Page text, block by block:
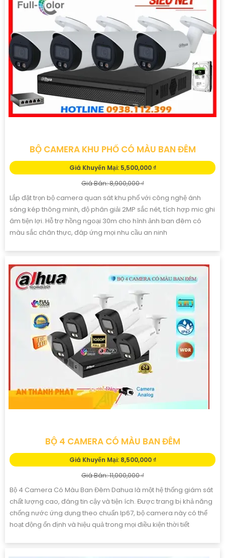
BỘ CAMERA KHU PHỐ CÓ MÀU BAN ĐÊM
Giá Khuyến Mại: 5,500,000 ₫
Giá Bán: 8,900,000 ₫
Lắp đặt trọn bộ camera quan sát khu phố với công nghệ ánh
sáng kép thông minh, độ phân giải 2MP sắc nét, tích hợp mic ghi
âm tiện lợi. Hỗ trợ hồng ngoại 30m cho hình ảnh ban đêm có
màu sắc chân thực, đáp ứng mọi nhu cầu an ninh
BỘ 4 CAMERA CÓ MÀU BAN ĐÊM
Giá Khuyến Mại: 8,500,000 ₫
Giá Bán: 11,000,000 ₫
Bộ 4 Camera Có Màu Ban Đêm Dahua là một hệ thống giám sát
chất lượng cao, đáng tin cậy và tiện ích. Được trang bị khả năng
chống nước ứng dụng theo chuẩn Ip67, bộ camera này có thể
hoạt động ổn định và hiệu quả trong mọi điều kiện thời tiết